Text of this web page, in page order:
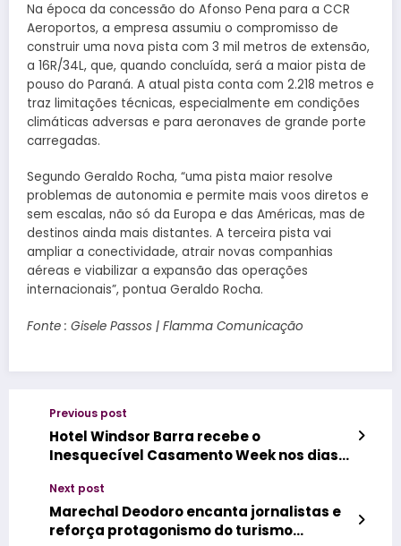
Na época da concessão do Afonso Pena para a CCR
Aeroportos, a empresa assumiu o compromisso de
construir uma nova pista com 3 mil metros de extensão,
a 16R/34L, que, quando concluída, será a maior pista de
pouso do Paraná. A atual pista conta com 2.218 metros e
traz limitações técnicas, especialmente em condições
climáticas adversas e para aeronaves de grande porte
carregadas.
Segundo Geraldo Rocha, “uma pista maior resolve
problemas de autonomia e permite mais voos diretos e
sem escalas, não só da Europa e das Américas, mas de
destinos ainda mais distantes. A terceira pista vai
ampliar a conectividade, atrair novas companhias
aéreas e viabilizar a expansão das operações
internacionais”, pontua Geraldo Rocha.
Fonte : Gisele Passos | Flamma Comunicação
Previous post
Hotel Windsor Barra recebe o
Inesquecível Casamento Week nos dias
no Rio de Janeiro
Next post
Marechal Deodoro encanta jornalistas e
reforça protagonismo do turismo